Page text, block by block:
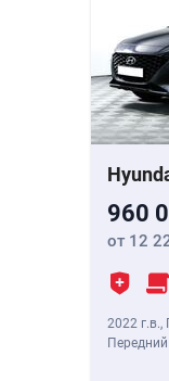
960
от 12
2022 г.в.,